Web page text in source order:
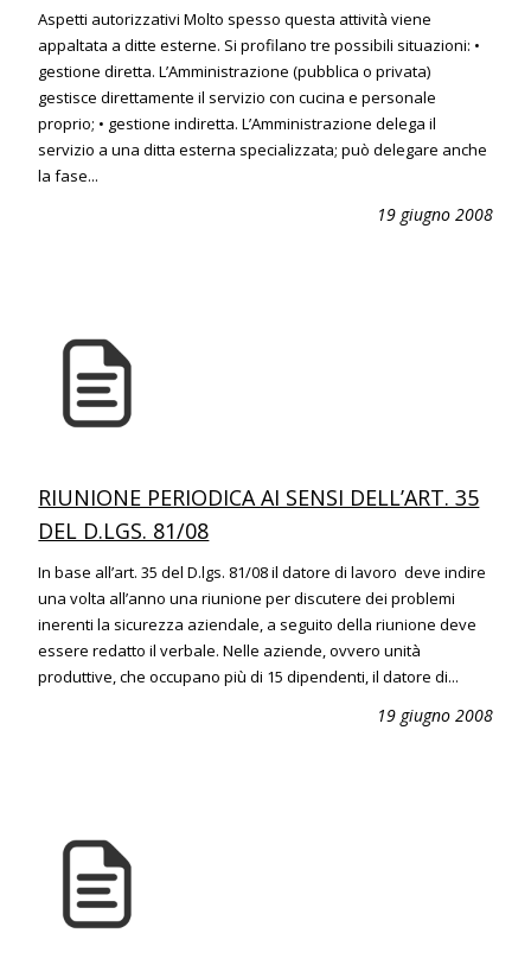
Aspetti autorizzativi Molto spesso questa attività viene
appaltata a ditte esterne. Si profilano tre possibili situazioni: •
gestione diretta. L’Amministrazione (pubblica o privata)
gestisce direttamente il servizio con cucina e personale
proprio; • gestione indiretta. L’Amministrazione delega il
servizio a una ditta esterna specializzata; può delegare anche
la fase...
19 giugno 2008
RIUNIONE PERIODICA AI SENSI DELL’ART. 35
DEL D.LGS. 81/08
In base all’art. 35 del D.lgs. 81/08 il datore di lavoro deve indire
una volta all’anno una riunione per discutere dei problemi
inerenti la sicurezza aziendale, a seguito della riunione deve
essere redatto il verbale. Nelle aziende, ovvero unità
produttive, che occupano più di 15 dipendenti, il datore di...
19 giugno 2008